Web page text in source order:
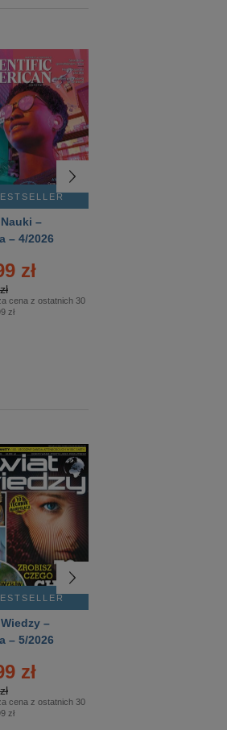
–
– 4/2026
zł
cena z ostatnich 30
zł
–
– 5/2026
zł
cena z ostatnich 30
zł